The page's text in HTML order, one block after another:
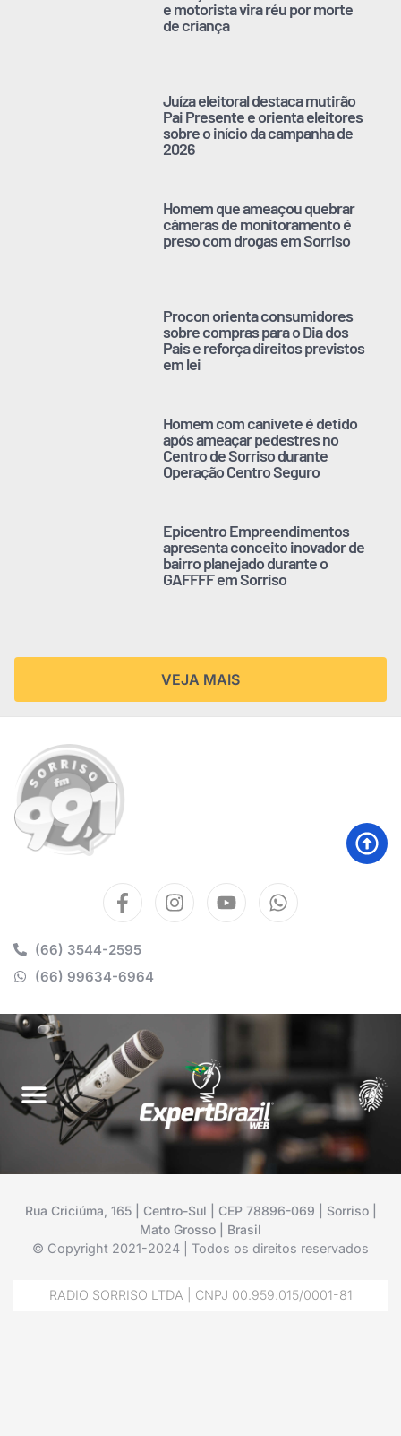
e motorista vira réu por morte
de criança
Juíza eleitoral destaca mutirão
Pai Presente e orienta eleitores
sobre o início da campanha de
2026
Homem que ameaçou quebrar
câmeras de monitoramento é
preso com drogas em Sorriso
Procon orienta consumidores
sobre compras para o Dia dos
Pais e reforça direitos previstos
em lei
Homem com canivete é detido
após ameaçar pedestres no
Centro de Sorriso durante
Operação Centro Seguro
Epicentro Empreendimentos
apresenta conceito inovador de
bairro planejado durante o
GAFFFF em Sorriso
VEJA MAIS
(66) 3544-2595
(66) 99634-6964
Rua Criciúma, 165 | Centro-Sul | CEP 78896-069 | Sorriso |
Mato Grosso | Brasil
© Copyright 2021-2024 | Todos os direitos reservados
RADIO SORRISO LTDA | CNPJ 00.959.015/0001-81